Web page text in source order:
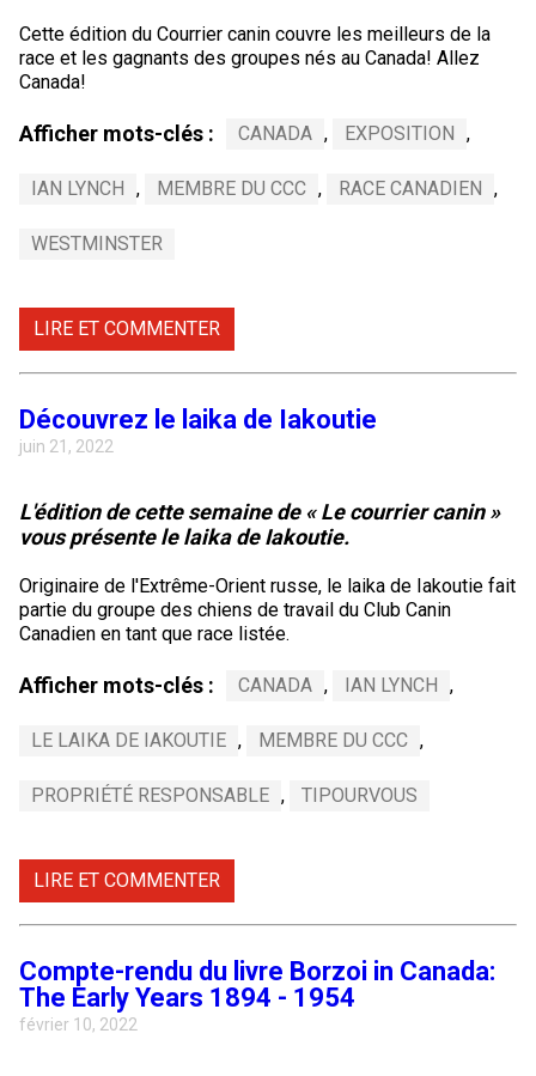
Cette édition du Courrier canin couvre les meilleurs de la
race et les gagnants des groupes nés au Canada! Allez
Canada!
Afficher mots-clés : CANADA , EXPOSITION ,
IAN LYNCH , MEMBRE DU CCC , RACE CANADIEN ,
WESTMINSTER
LIRE ET COMMENTER
Découvrez le laika de Iakoutie
juin 21, 2022
L'édition de cette semaine de « Le courrier canin »
vous présente le laika de Iakoutie.
Originaire de l'Extrême-Orient russe, le laika de Iakoutie fait
partie du groupe des chiens de travail du Club Canin
Canadien en tant que race listée.
Afficher mots-clés : CANADA , IAN LYNCH ,
LE LAIKA DE IAKOUTIE , MEMBRE DU CCC ,
PROPRIÉTÉ RESPONSABLE , TIPOURVOUS
LIRE ET COMMENTER
Compte-rendu du livre Borzoi in Canada:
The Early Years 1894 - 1954
février 10, 2022